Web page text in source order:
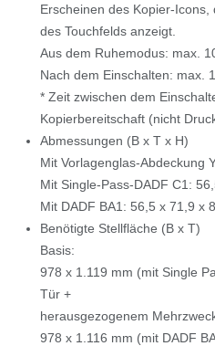
Erscheinen des Kopier-
des Touchfelds anzeigt.
Aus dem Ruhemodus: max.
Nach dem Einschalten: max.
* Zeit zwischen dem
Kopierbereitschaft (nicht
Abmessungen (B x T x H)
Mit Vorlagenglas-Abdeckung
Mit Single-Pass-DADF C1:
Mit DADF BA1: 56,5 x 71,9 x
Benötigte Stellfläche (B x T)
Basis:
978 x 1.119 mm (mit Single
Tür +
herausgezogenem
978 x 1.116 mm (mit DADF